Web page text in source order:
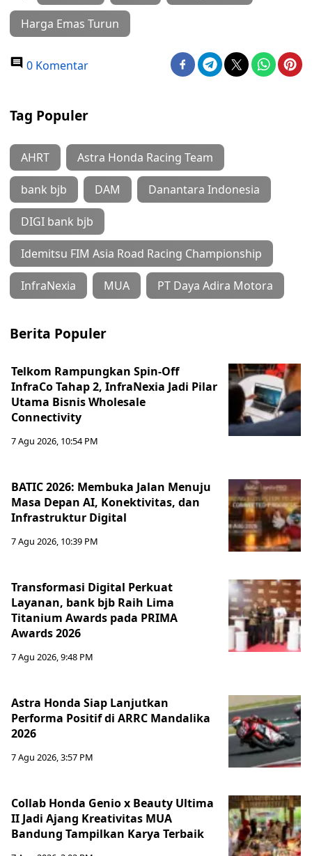
Harga Emas Turun
0 Komentar
Tag Populer
AHRT Astra Honda Racing Team
bank bjb DAM Danantara Indonesia
DIGI bank bjb
Idemitsu FIM Asia Road Racing Championship
InfraNexia MUA PT Daya Adira Motora
Berita Populer
Telkom Rampungkan Spin-Off
InfraCo Tahap 2, InfraNexia Jadi Pilar
Utama Bisnis Wholesale
Connectivity
7 Agu 2026, 10:54 PM
BATIC 2026: Membuka Jalan Menuju
Masa Depan AI, Konektivitas, dan
Infrastruktur Digital
7 Agu 2026, 10:39 PM
Transformasi Digital Perkuat
Layanan, bank bjb Raih Lima
Titanium Awards pada PRIMA
Awards 2026
7 Agu 2026, 9:48 PM
Astra Honda Siap Lanjutkan
Performa Positif di ARRC Mandalika
2026
7 Agu 2026, 3:57 PM
Collab Honda Genio x Beauty Ultima
II Jadi Ajang Kreativitas MUA
Bandung Tampilkan Karya Terbaik